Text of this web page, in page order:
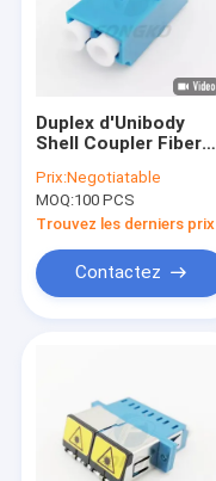
Duplex d'Unibody
Shell Coupler Fiber
LC/UPC à la boucle
en plastique de
LC/UPC
Prix:Negotiatable
MOQ:100 PCS
Trouvez les derniers prix
Contactez